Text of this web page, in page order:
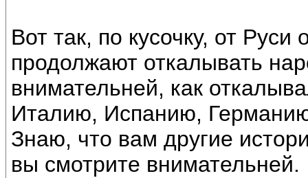
Вот так, по кусочку, от
продолжают откалывать
внимательней, как
Италию, Испанию,
Знаю, что вам другие
вы смотрите внимательней.